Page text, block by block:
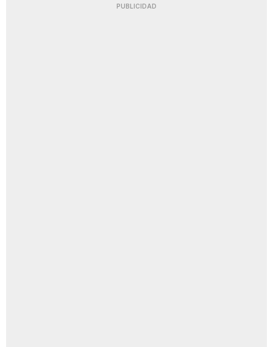
PUBLICIDAD